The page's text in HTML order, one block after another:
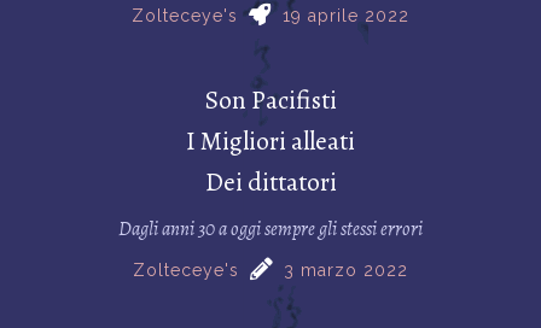
Zolteceye's 19 aprile 2022
Son Pacifisti
I Migliori alleati
Dei dittatori
Dagli anni 30 a oggi sempre gli stessi errori
Zolteceye's 3 marzo 2022